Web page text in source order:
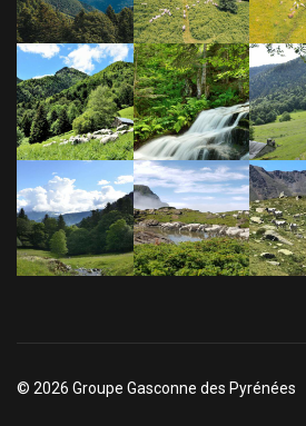
© 2026 Groupe Gasconne des Pyrénées